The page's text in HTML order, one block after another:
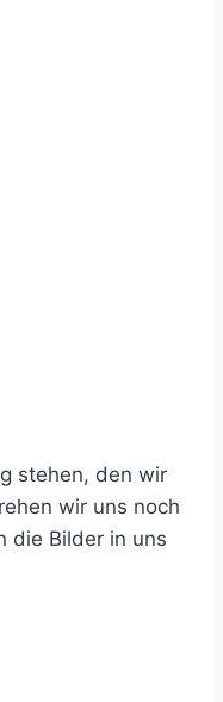
stehen, den wir
wir uns noch
die Bilder in uns